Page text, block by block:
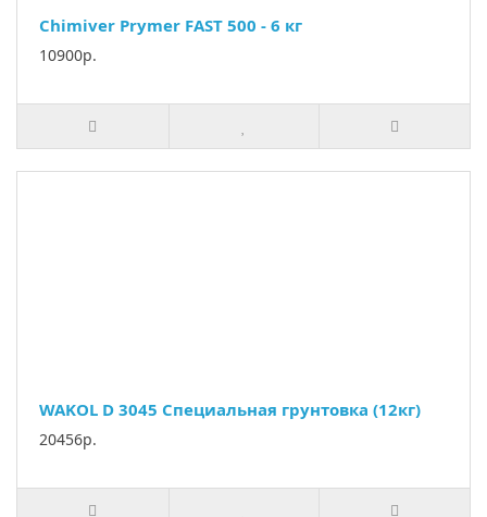
Chimiver Prymer FAST 500 - 6 кг
10900р.
WAKOL D 3045 Специальная грунтовка (12кг)
20456р.